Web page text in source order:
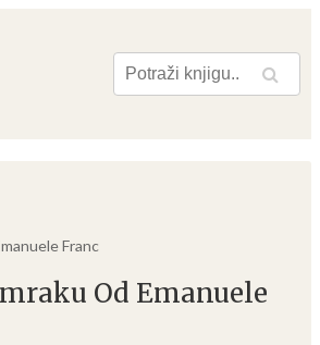
Pretraga
Franc
Od Emanuele